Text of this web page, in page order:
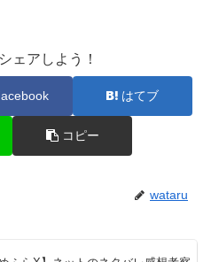
ェアしよう！
はてブ
コピー
wataru